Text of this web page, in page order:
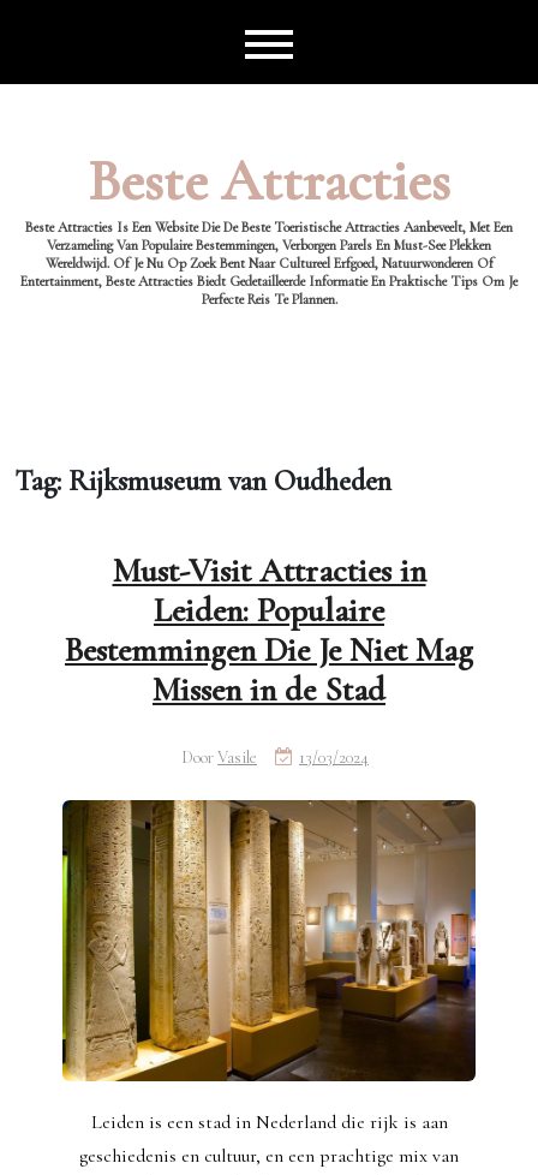
Beste Attracties
Beste Attracties Is Een Website Die De Beste Toeristische Attracties Aanbeveelt, Met Een
Verzameling Van Populaire Bestemmingen, Verborgen Parels En Must-See Plekken
Wereldwijd. Of Je Nu Op Zoek Bent Naar Cultureel Erfgoed, Natuurwonderen Of
Entertainment, Beste Attracties Biedt Gedetailleerde Informatie En Praktische Tips Om Je
Perfecte Reis Te Plannen.
Tag: Rijksmuseum van Oudheden
Must-Visit Attracties in
Leiden: Populaire
Bestemmingen Die Je Niet Mag
Missen in de Stad
DoorVasile 13/03/2024
Leiden is een stad in Nederland die rijk is aan
geschiedenis en cultuur, en een prachtige mix van